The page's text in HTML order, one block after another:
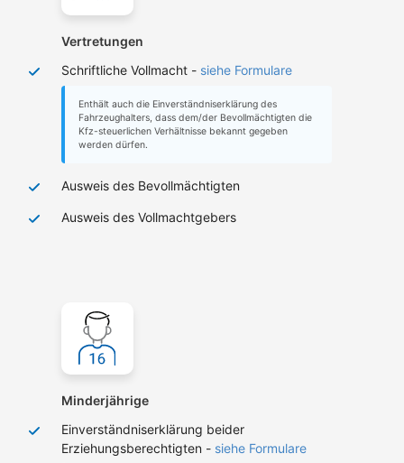
Vertretungen
Schriftliche Vollmacht - siehe Formulare
Enthält auch die Einverständniserklärung des
Fahrzeughalters, dass dem/der Bevollmächtigten die
Kfz-steuerlichen Verhältnisse bekannt gegeben
werden dürfen.
Ausweis des Bevollmächtigten
Ausweis des Vollmachtgebers
Minderjährige
Einverständniserklärung beider
Erziehungsberechtigten - siehe Formulare